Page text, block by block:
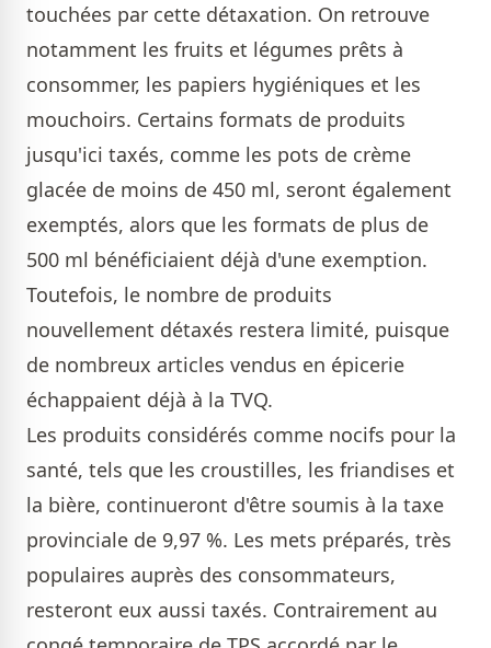
touchées par cette détaxation. On retrouve
notamment les fruits et légumes prêts à
consommer, les papiers hygiéniques et les
mouchoirs. Certains formats de produits
jusqu'ici taxés, comme les pots de crème
glacée de moins de 450 ml, seront également
exemptés, alors que les formats de plus de
500 ml bénéficiaient déjà d'une exemption.
Toutefois, le nombre de produits
nouvellement détaxés restera limité, puisque
de nombreux articles vendus en épicerie
échappaient déjà à la TVQ.
Les produits considérés comme nocifs pour la
santé, tels que les croustilles, les friandises et
la bière, continueront d'être soumis à la taxe
provinciale de 9,97 %. Les mets préparés, très
populaires auprès des consommateurs,
resteront eux aussi taxés. Contrairement au